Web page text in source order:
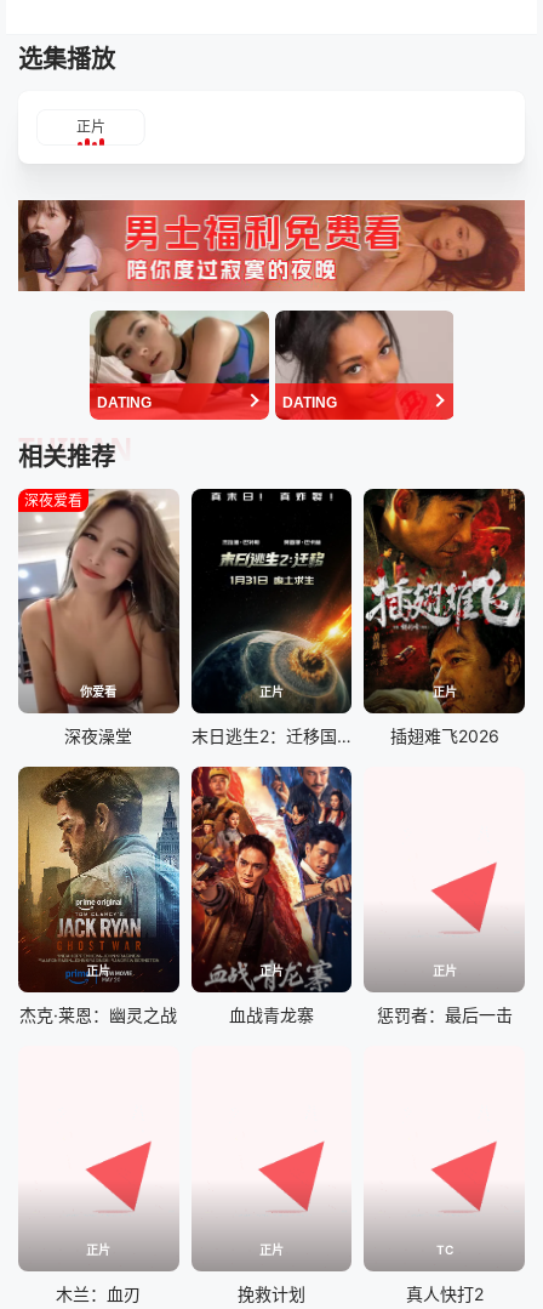
选集播放
正片
DATING DATING
相关推荐
TUIJIAN
你爱看
深夜爱看
深夜澡堂
正片
末日逃生2：迁移国语
正片
插翅难飞2026
正片
杰克·莱恩：幽灵之战
正片
血战青龙寨
正片
惩罚者：最后一击
正片
木兰：血刃
正片
挽救计划
TC
真人快打2